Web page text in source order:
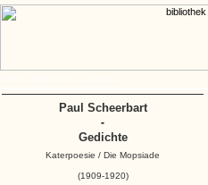
Paul Scheerbart
-
Gedichte
Katerpoesie / Die Mopsiade
(1909-1920)